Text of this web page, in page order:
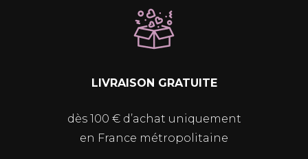
variations.
êtreLIVRAISON GRATUITE
dès 100 € d’achat uniquement
en France métropolitaine